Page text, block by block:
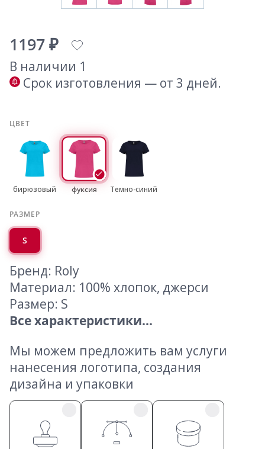
1197 ₽
В наличии 1
Срок изготовления — от 3 дней.
ЦВЕТ
бирюзовый фуксия Темно-синий
РАЗМЕР
S
Бренд: Roly
Материал: 100% хлопок, джерси
Размер: S
Все характеристики...
Мы можем предложить вам услуги
нанесения логотипа, создания
дизайна и упаковки